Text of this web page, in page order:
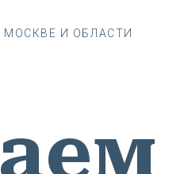
И ОБЛАСТИ